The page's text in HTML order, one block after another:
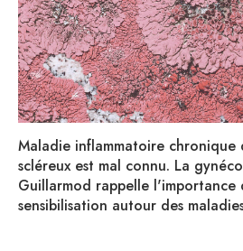
Maladie inflammatoire chronique
scléreux est mal connu. La
Guillarmod rappelle
sensibilisation autour des